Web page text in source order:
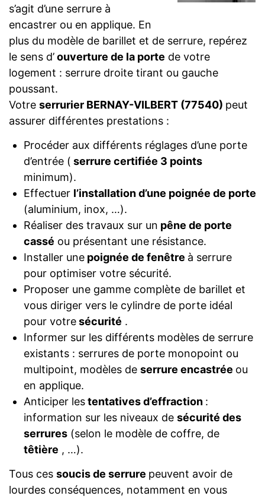
s’agit d’une serrure à
encastrer ou en applique. En
plus du modèle de barillet et de serrure, repérez
le sens d’ouverture de la porte de votre
logement : serrure droite tirant ou gauche
poussant.
Votre serrurier BERNAY-VILBERT (77540) peut
assurer différentes prestations :
Procéder aux différents réglages d’une porte
d’entrée ( serrure certifiée 3 points
minimum).
Effectuer l’installation d’une poignée de porte
(aluminium, inox, …).
Réaliser des travaux sur un pêne de porte
cassé ou présentant une résistance.
Installer unepoignée de fenêtre à serrure
pour optimiser votre sécurité.
Proposer une gamme complète de barillet et
vous diriger vers le cylindre de porte idéal
pour votresécurité .
Informer sur les différents modèles de serrure
existants : serrures de porte monopoint ou
multipoint, modèles de serrure encastrée ou
en applique.
Anticiper lestentatives d’effraction :
information sur les niveaux de sécurité des
serrures(selon le modèle de coffre, de
têtière , …).
Tous ces soucis de serrure peuvent avoir de
lourdes conséquences, notamment en vous